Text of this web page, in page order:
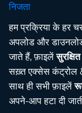
निजता
हम प्रक्रिया के हर
अपलोड और
जाते हैं, फ़ाइलें
सख़्त एक्सेस कंट्रोल
साथ ही सभी फ़ाइलें
अपने-आप हटा दी